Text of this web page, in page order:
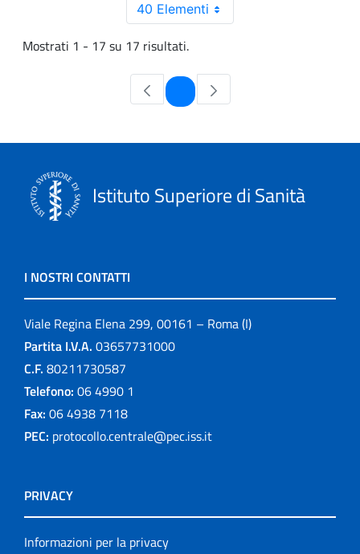
40 Elementi
Mostrati 1 - 17 su 17 risultati.
Pagina
Istituto Superiore di Sanità
I NOSTRI CONTATTI
Viale Regina Elena 299, 00161 – Roma (I)
Partita I.V.A. 03657731000
C.F. 80211730587
Telefono: 06 4990 1
Fax: 06 4938 7118
PEC: protocollo.centrale@pec.iss.it
PRIVACY
Informazioni per la privacy